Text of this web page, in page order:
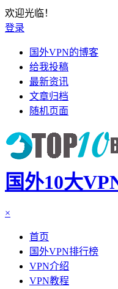
欢迎光临！
登录
国外VPN的博客
给我投稿
最新资讯
文章归档
随机页面
国外10大
×
首页
国外VPN排行榜
VPN介绍
VPN教程